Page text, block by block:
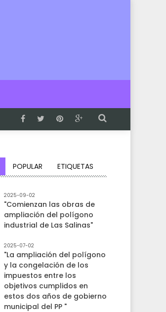
POPULAR ETIQUETAS
2025-09-02
"Comienzan las obras de
ampliación del polígono
industrial de Las Salinas"
2025-07-02
"La ampliación del polígono
y la congelación de los
impuestos entre los
objetivos cumplidos en
estos dos años de gobierno
municipal del PP "